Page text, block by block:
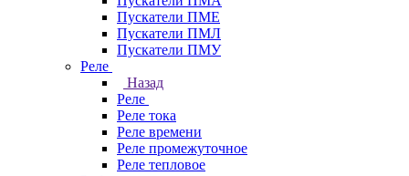
Пускатели ПМЕ
Пускатели ПМЛ
Пускатели ПМУ
Реле
Назад
Реле
Реле тока
Реле времени
Реле промежуточное
Реле тепловое